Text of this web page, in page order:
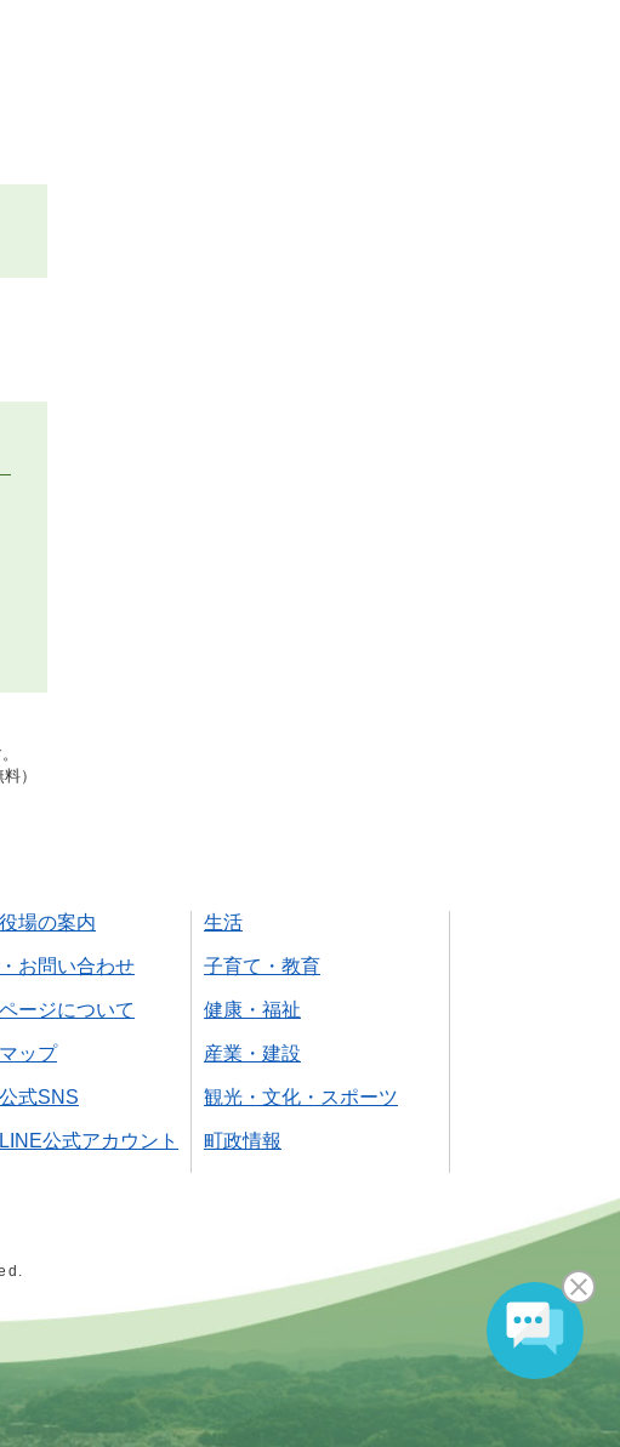
）
場の案内
お問い合わせ
ージについて
ップ
式SNS
公式アカウント
生活
子育て・教育
健康・福祉
産業・建設
観光・文化・スポーツ
町政情報